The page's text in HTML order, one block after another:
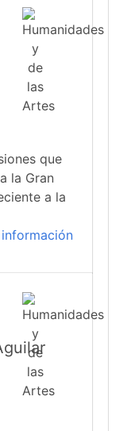
que
la Gran
a la
información